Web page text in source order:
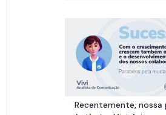
Recentemente, nossa